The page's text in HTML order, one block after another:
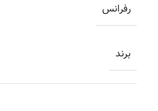
رفرانس
برند